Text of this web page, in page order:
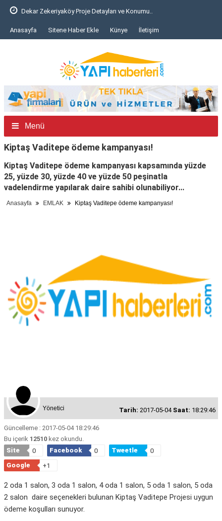
Dekar Zekeriyaköy Proje Detayları ve Konumu..
Anasayfa Sitene Haber Ekle Künye İletişim
Menü
Kiptaş Vaditepe ödeme kampanyası!
Kiptaş Vaditepe ödeme kampanyası kapsamında yüzde
25, yüzde 30, yüzde 40 ve yüzde 50 peşinatla
vadelendirme yapılarak daire sahibi olunabiliyor...
Anasayfa EMLAK Kiptaş Vaditepe ödeme kampanyası!
Yönetici Tarih: 2017-05-04 Saat: 18:29:46
Güncelleme : 2017-05-04 18:29:46
Bu içerik 12510 kez okundu.
Site
0 Facebook 0 Tweetle
0
Google
+1
2 oda 1 salon, 3 oda 1 salon, 4 oda 1 salon, 5 oda 1 salon, 5 oda
2 salon daire seçenekleri bulunan Kiptaş Vaditepe Projesi uygun
ödeme koşulları sunuyor.